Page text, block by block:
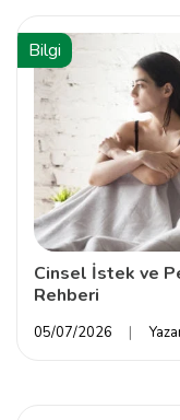
Bilgi
Cinsel İstek ve
Rehberi
05/07/2026